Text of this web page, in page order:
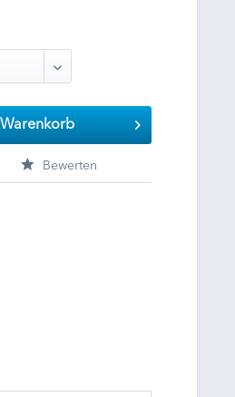
Warenkorb
Bewerten